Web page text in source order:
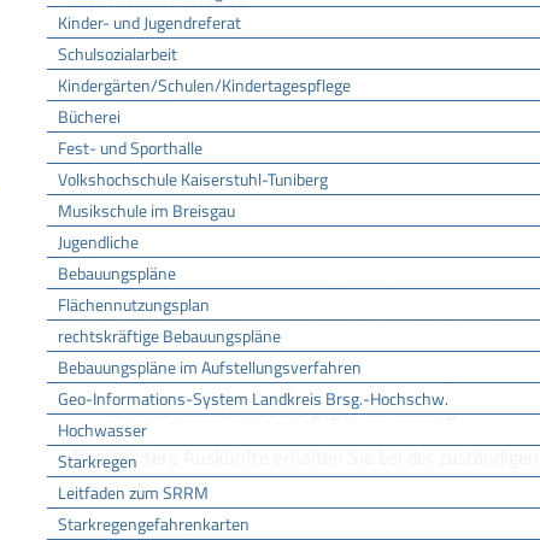
Kinder- und Jugendreferat
Schulsozialarbeit
Kindergärten/Schulen/Kindertagespflege
Bücherei
Fest- und Sporthalle
Volkshochschule Kaiserstuhl-Tuniberg
Musikschule im Breisgau
Jugendliche
Bebauungspläne
Flächennutzungsplan
rechtskräftige Bebauungspläne
Bebauungspläne im Aufstellungsverfahren
Geo-Informations-System Landkreis Brsg.-Hochschw.
Hochwasser
Starkregen
Leitfaden zum SRRM
Starkregengefahrenkarten
ZUSTÄNDIGE STELLE
Die Gemeinde- oder Stadtverwaltung Ihrer zukünftigen
Gemeinde Bötzingen
LEISTUNGSDETAILS
Voraussetzungen
Voraussetzungen für die Erteilung der Erlaubnis sind:
Nachweis der persönlichen Zuverlässigkeit
Nachweis, dass mindestens für die ersten sechs
erforderlichen Mittel oder entsprechende
Nachweis einer Versicherung gegen Feuerschäden,
Einbruchdiebstahl sowie gegen Beraubung
Tipp: Weitere Auskünfte erhalten Sie bei der zuständigen
beziehungsweise bei der zuständigen IHK.